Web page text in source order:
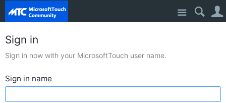
Site
Sign in
Sign in now with your MicrosoftTouch user name.
Sign in name